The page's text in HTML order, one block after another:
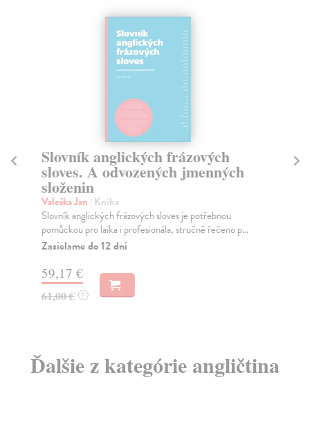
Slovník anglických frázových
sloves. A odvozených jmenných
složenin
Valeška Jan | Kniha
Slovník anglických frázových sloves je potřebnou
pomůckou pro laika i profesionála, stručně řečeno p...
Zasielame do 12 dní
59,17 €
61,00 € ?
Ďalšie z kategórie angličtina